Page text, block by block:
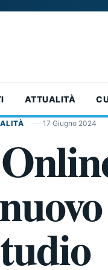
ATTUALITÀ
17 Giugno 2024